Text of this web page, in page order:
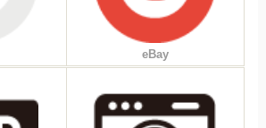
eBay